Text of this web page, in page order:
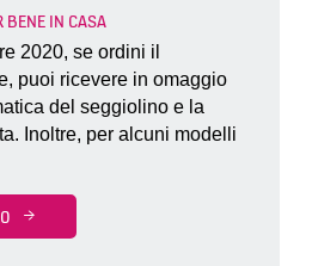
BENE IN CASA
2020, se ordini il
puoi ricevere in omaggio
del seggiolino e la
Inoltre, per alcuni modelli